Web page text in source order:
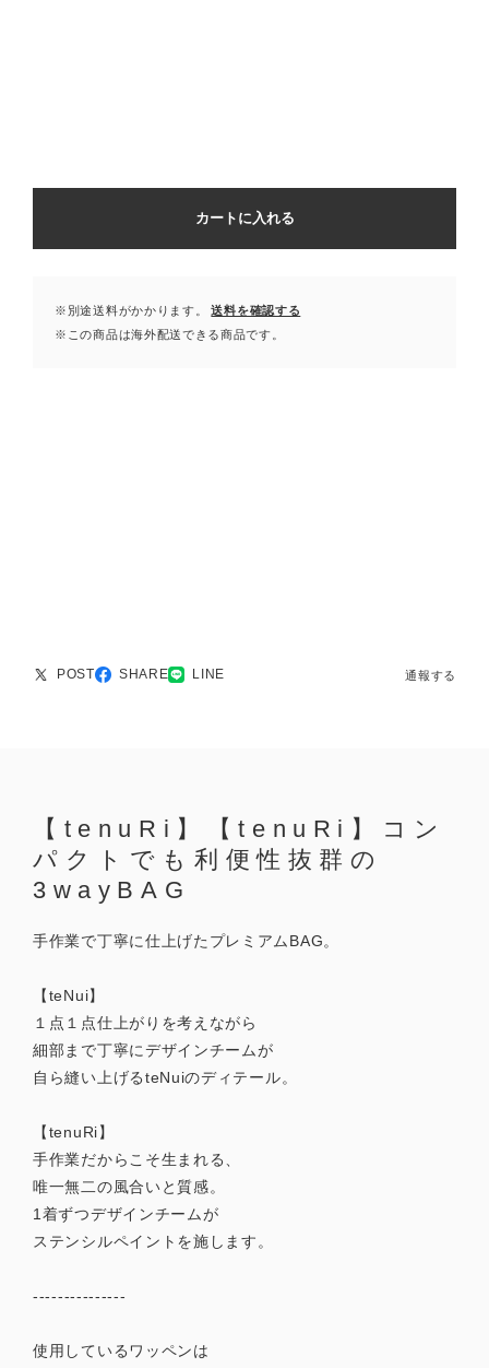
カートに入れる
※別途送料がかかります。
送料を確認する
※この商品は海外配送できる商品です。
POST SHARE LINE 通報する
【tenuRi】【tenuRi】コン
パクトでも利便性抜群の
3wayBAG
手作業で丁寧に仕上げたプレミアムBAG。
【teNui】
１点１点仕上がりを考えながら
細部まで丁寧にデザインチームが
自ら縫い上げるteNuiのディテール。
【tenuRi】
手作業だからこそ生まれる、
唯一無二の風合いと質感。
1着ずつデザインチームが
ステンシルペイントを施します。
---------------
使用しているワッペンは